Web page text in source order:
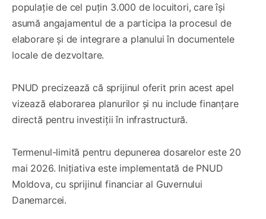
populație de cel puțin 3.000 de locuitori, care își
asumă angajamentul de a participa la procesul de
elaborare și de integrare a planului în documentele
locale de dezvoltare.
PNUD precizează că sprijinul oferit prin acest apel
vizează elaborarea planurilor și nu include finanțare
directă pentru investiții în infrastructură.
Termenul-limită pentru depunerea dosarelor este 20
mai 2026. Inițiativa este implementată de PNUD
Moldova, cu sprijinul financiar al Guvernului
Danemarcei.